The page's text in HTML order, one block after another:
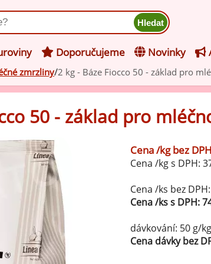
zmrzliny 2 kg - Báze Fiocco 50 - základ pro
pasty do mléčného
Vanilkové ochucovací pasty
Lískooříškové ochucovací pasty
Mandlové ochucovací pasty
Pistáciové ochucovací pasty
pasty do ovocného
na zmrzlinu
základy pro výrobu
zmrzliny
základy pro výrobu
zmrzliny
ochucené směsi pro
Doporučujeme Novinky
50 - základ pro
Cena /kg bez
Cena /kg s DPH:
Cena /ks bez
Cena /ks s DPH:
dávkování: 50 g/
Cena dávky bez